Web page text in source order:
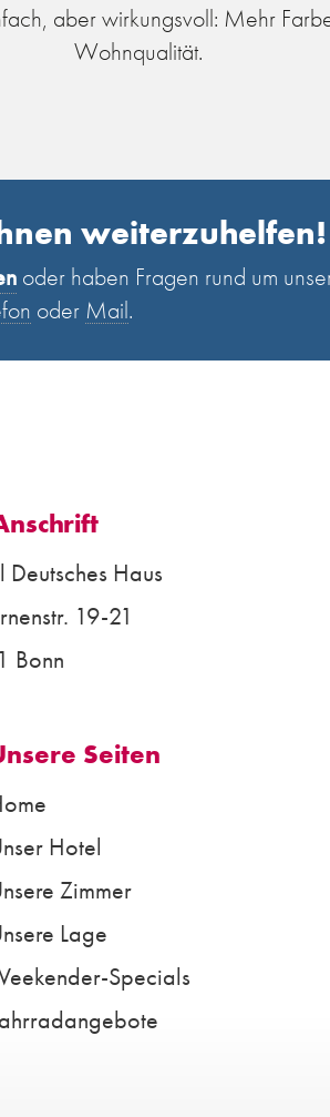
aber wirkungsvoll: Mehr
Wohnqualität.
weiterzuhelfen!
oder haben Fragen rund um
oder Mail.
Deutsches Haus
19-21
Bonn
Seiten
Hotel
Zimmer
Lage
Specials